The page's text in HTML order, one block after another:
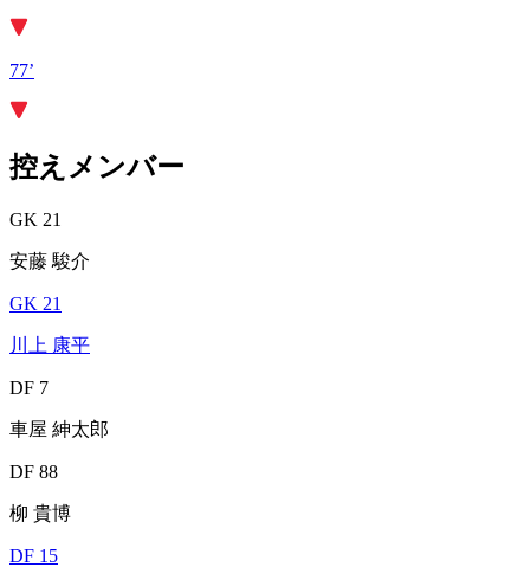
77’
控えメンバー
GK 21
安藤 駿介
GK 21
川上 康平
DF 7
車屋 紳太郎
DF 88
柳 貴博
DF 15